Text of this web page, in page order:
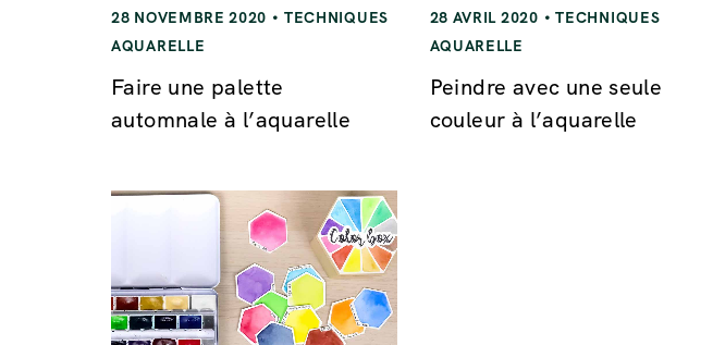
28 NOVEMBRE 2020
TECHNIQUES
AQUARELLE
Faire une palette
automnale à l’aquarelle
28 AVRIL 2020
TECHNIQUES
AQUARELLE
Peindre avec une seule
couleur à l’aquarelle